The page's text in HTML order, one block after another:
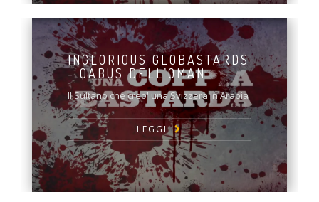
INGLORIOUS GLOBASTARDS
- QABUS DELL’OMAN
Il Sultano che creo' una Svizzera in Arabia
LEGGI